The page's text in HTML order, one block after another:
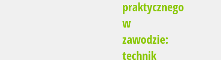
praktycznego
w
zawodzie:
technik